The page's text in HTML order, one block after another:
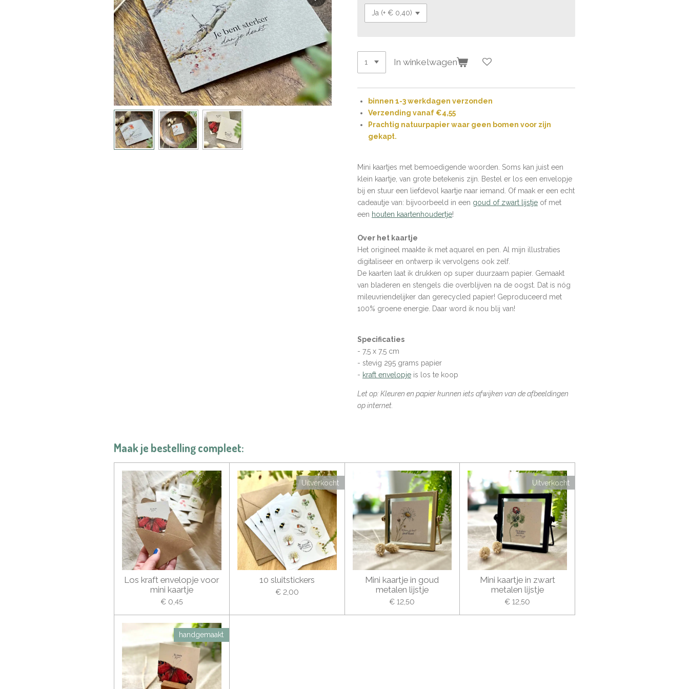
In winkelwagen
binnen 1-3 werkdagen verzonden
Verzending vanaf €4,55
Prachtig natuurpapier waar geen bomen voor zijn
gekapt.
Mini kaartjes met bemoedigende woorden. Soms kan juist een
klein kaartje, van grote betekenis zijn. Bestel er los een envelopje
bij en stuur een liefdevol kaartje naar iemand. Of maak er een echt
cadeautje van: bijvoorbeeld in een goud of zwart lijstje of met
een houten kaartenhoudertje!
Over het kaartje
Het origineel maakte ik met aquarel en pen. Al mijn illustraties
digitaliseer en ontwerp ik vervolgens ook zelf.
De kaarten laat ik drukken op super duurzaam papier. Gemaakt
van bladeren en stengels die overblijven na de oogst. Dat is nóg
mileuvriendelijker dan gerecycled papier! Geproduceerd met
100% groene energie. Daar word ik nou blij van!
Specificaties
- 7,5 x 7,5 cm
- stevig 295 grams papier
- kraft envelopje is los te koop
Let op: Kleuren en papier kunnen iets afwijken van de afbeeldingen
op internet.
Maak je bestelling compleet:
Los kraft envelopje voor
mini kaartje
€ 0,45
Uitverkocht
10 sluitstickers
€ 2,00
Mini kaartje in goud
metalen lijstje
€ 12,50
Uitverkocht
Mini kaartje in zwart
metalen lijstje
€ 12,50
handgemaakt